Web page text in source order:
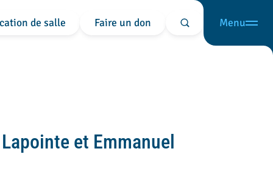
de salle Faire un don Rechercher
Menu
et Emmanuel